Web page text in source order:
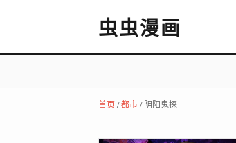
虫虫漫画
首页/都市/ 阴阳鬼探